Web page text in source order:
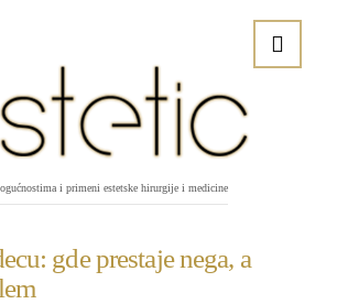
i primeni estetske hirurgije i medicine
gde prestaje nega, a